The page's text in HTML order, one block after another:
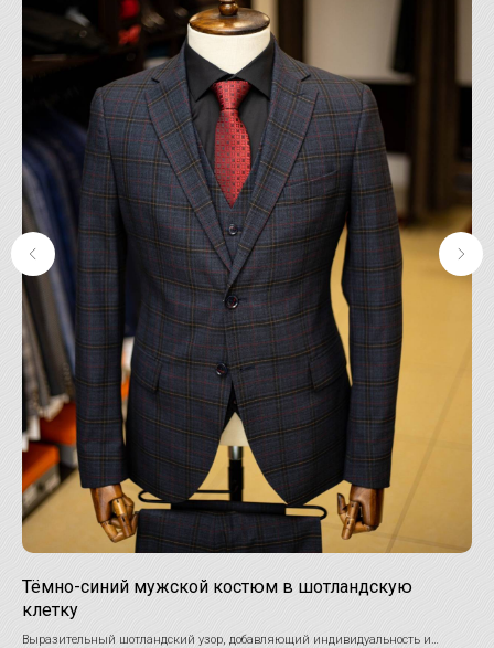
Тёмно-синий мужской костюм в шотландскую
клетку
Выразительный шотландский узор, добавляющий индивидуальность и